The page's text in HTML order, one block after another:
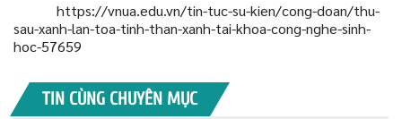
https://vnua.edu.vn/tin-tuc-su-kien/cong-doan/thu-
sau-xanh-lan-toa-tinh-than-xanh-tai-khoa-cong-nghe-sinh-
hoc-57659
TIN CÙNG CHUYÊN MỤC